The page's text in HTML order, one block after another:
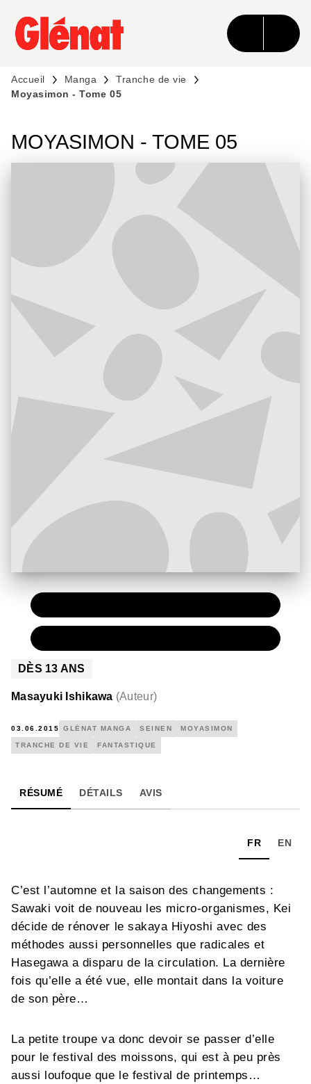
MENU RECHERCHE CONTENU
PIED DE PAGE
Accueil Manga
Tranche de vie
Moyasimon - Tome 05
MOYASIMON - TOME 05
DÈS 13 ANS
Masayuki Ishikawa (Auteur)
03.06.2015 GLÉNAT MANGA SEINEN MOYASIMON
TRANCHE DE VIE FANTASTIQUE
RÉSUMÉ DÉTAILS AVIS
FR EN
C’est l’automne et la saison des changements :
Sawaki voit de nouveau les micro-organismes, Kei
décide de rénover le sakaya Hiyoshi avec des
méthodes aussi personnelles que radicales et
Hasegawa a disparu de la circulation. La dernière
fois qu’elle a été vue, elle montait dans la voiture
de son père…
La petite troupe va donc devoir se passer d’elle
pour le festival des moissons, qui est à peu près
aussi loufoque que le festival de printemps…